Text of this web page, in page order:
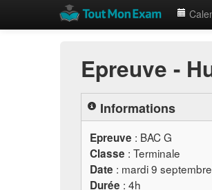
Epreuve -
Informations
Epreuve : BACG
Classe : Terminale
Date : mardi 9
Durée : 4h